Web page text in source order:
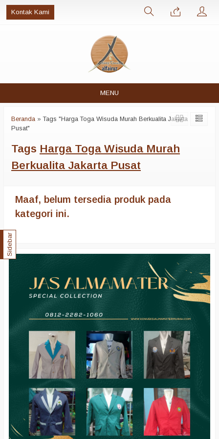
Kontak Kami
MENU
Beranda »Tags "Harga Toga Wisuda Murah Berkualita Jakarta
Pusat"
Tags Harga Toga Wisuda Murah
Berkualita Jakarta Pusat
Maaf, belum tersedia produk pada
kategori ini.
Sidebar